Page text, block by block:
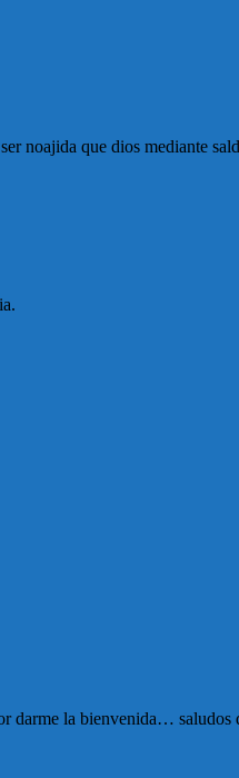
noajida que dios mediante
darme la bienvenida… saludos